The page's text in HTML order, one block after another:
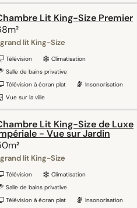
Lit King-Size Premier
grand lit King-Size
Télévision
Climatisation
Salle de bains privative
Télévision à écran plat
Insonorisation
Vue sur la ville
Lit King-Size de Luxe
- Vue sur Jardin
grand lit King-Size
Télévision
Climatisation
Salle de bains privative
Télévision à écran plat
Insonorisation